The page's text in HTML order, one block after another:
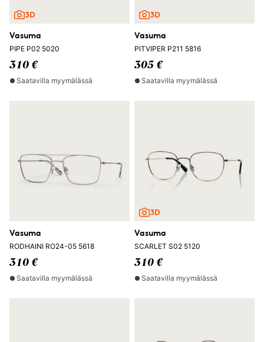
Vasuma
PIPE P02 5020
310 €
Saatavilla myymälässä
Vasuma
PITVIPER P211 5816
305 €
Saatavilla myymälässä
Vasuma
RODHAINI RO24-05 5618
310 €
Saatavilla myymälässä
Vasuma
SCARLET S02 5120
310 €
Saatavilla myymälässä